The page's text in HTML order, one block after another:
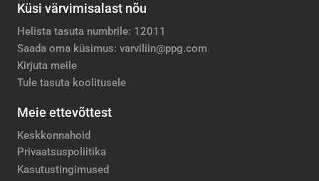
Küsi värvimisalast nõu
Helista tasuta numbrile: 12011
Saada oma küsimus: varviliin@ppg.com
Kirjuta meile
Tule tasuta koolitusele
Meie ettevõttest
Keskkonnahoid
Privaatsuspoliitika
Kasutustingimused